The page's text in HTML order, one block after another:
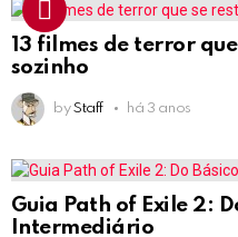
13 filmes de terror
sozinho
by Staff há 3 anos
Guia Path of Exile 2:
Intermediário